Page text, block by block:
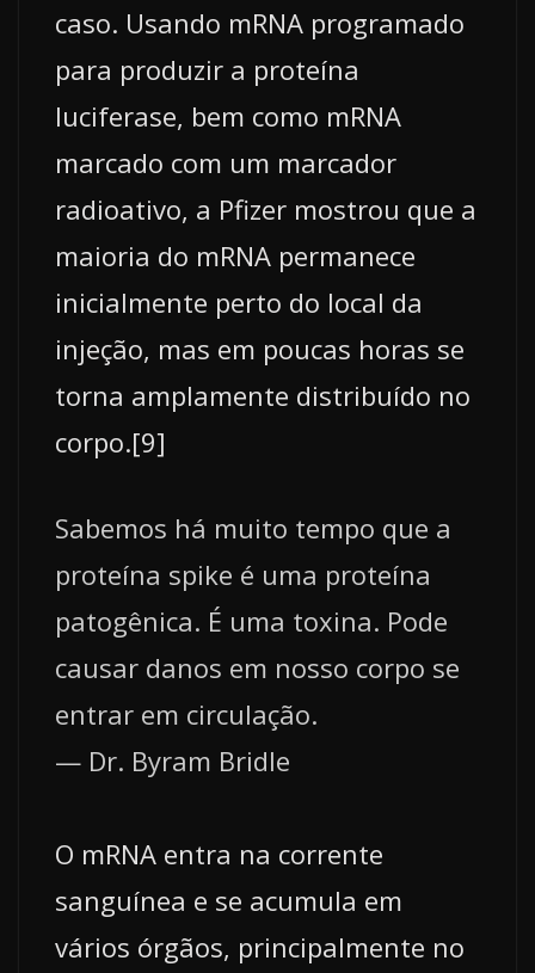
caso. Usando mRNA programado
para produzir a proteína
luciferase, bem como mRNA
marcado com um marcador
radioativo, a Pfizer mostrou que a
maioria do mRNA permanece
inicialmente perto do local da
injeção, mas em poucas horas se
torna amplamente distribuído no
corpo.[9]
Sabemos há muito tempo que a
proteína spike é uma proteína
patogênica. É uma toxina. Pode
causar danos em nosso corpo se
entrar em circulação.
— Dr. Byram Bridle
O mRNA entra na corrente
sanguínea e se acumula em
vários órgãos, principalmente no